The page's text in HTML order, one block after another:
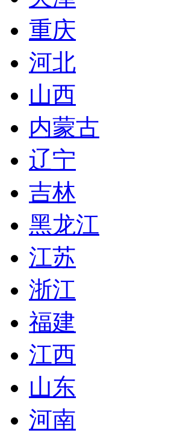
重庆
河北
山西
内蒙古
辽宁
吉林
黑龙江
江苏
浙江
福建
江西
山东
河南